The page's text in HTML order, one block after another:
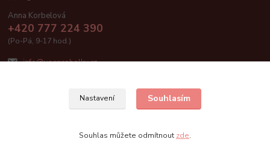
Anna Korbelová
+420 777 224 390
(Po-Pá, 9-17 hod.)
info@vseproholky.cz
Vše pro holky 2019
Nastavení Souhlasím
Souhlas můžete odmítnout zde.